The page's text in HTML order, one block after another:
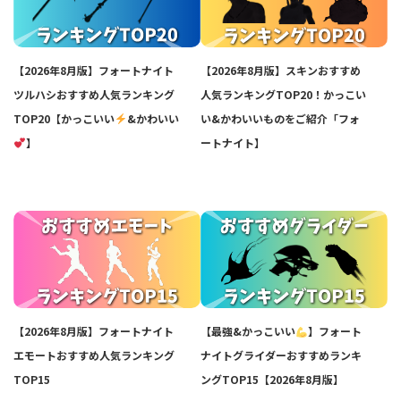
【2026年8月版】フォートナイト
ツルハシおすすめ人気ランキング
TOP20【かっこいい
&かわいい
】
【2026年8月版】フォートナイト
エモートおすすめ人気ランキング
TOP15
【2026年8月版】スキンおすすめ
人気ランキングTOP20！かっこい
い&かわいいものをご紹介「フォ
ートナイト】
【最強&かっこいい
】フォート
ナイトグライダーおすすめランキ
ングTOP15【2026年8月版】